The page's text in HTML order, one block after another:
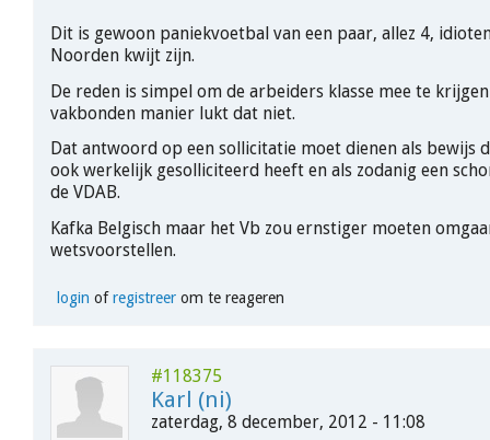
Dit is gewoon paniekvoetbal van een paar, allez 4,
Noorden kwijt zijn.
De reden is simpel om de arbeiders klasse mee te
vakbonden manier lukt dat niet.
Dat antwoord op een sollicitatie moet dienen als bewijs
ook werkelijk gesolliciteerd heeft en als zodanig een
de VDAB.
Kafka Belgisch maar het Vb zou ernstiger moeten
wetsvoorstellen.
login ofregistreerom te reageren
#118375
Karl (ni)
zaterdag, 8 december, 2012 - 11:08